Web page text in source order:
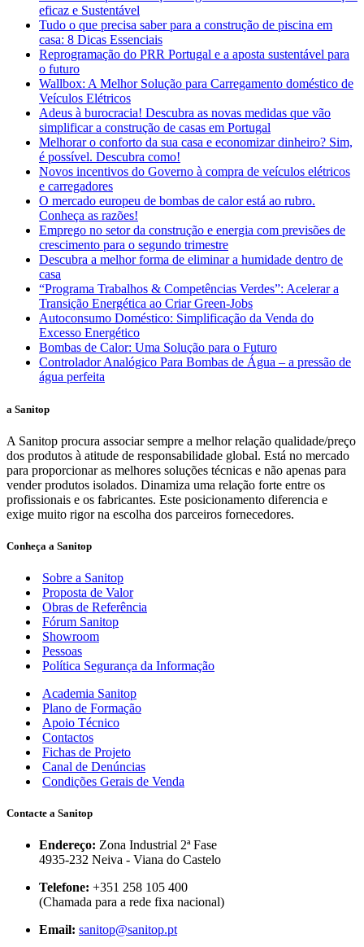
eficaz e Sustentável
Tudo o que precisa saber para a construção de piscina em
casa: 8 Dicas Essenciais
Reprogramação do PRR Portugal e a aposta sustentável para
o futuro
Wallbox: A Melhor Solução para Carregamento doméstico de
Veículos Elétricos
Adeus à burocracia! Descubra as novas medidas que vão
simplificar a construção de casas em Portugal
Melhorar o conforto da sua casa e economizar dinheiro? Sim,
é possível. Descubra como!
Novos incentivos do Governo à compra de veículos elétricos
e carregadores
O mercado europeu de bombas de calor está ao rubro.
Conheça as razões!
Emprego no setor da construção e energia com previsões de
crescimento para o segundo trimestre
Descubra a melhor forma de eliminar a humidade dentro de
casa
“Programa Trabalhos & Competências Verdes”: Acelerar a
Transição Energética ao Criar Green-Jobs
Autoconsumo Doméstico: Simplificação da Venda do
Excesso Energético
Bombas de Calor: Uma Solução para o Futuro
Controlador Analógico Para Bombas de Água – a pressão de
água perfeita
a Sanitop
A Sanitop procura associar sempre a melhor relação qualidade/preço
dos produtos à atitude de responsabilidade global. Está no mercado
para proporcionar as melhores soluções técnicas e não apenas para
vender produtos isolados. Dinamiza uma relação forte entre os
profissionais e os fabricantes. Este posicionamento diferencia e
exige muito rigor na escolha dos parceiros fornecedores.
Conheça a Sanitop
Sobre a Sanitop
Proposta de Valor
Obras de Referência
Fórum Sanitop
Showroom
Pessoas
Política Segurança da Informação
Academia Sanitop
Plano de Formação
Apoio Técnico
Contactos
Fichas de Projeto
Canal de Denúncias
Condições Gerais de Venda
Contacte a Sanitop
Endereço: Zona Industrial 2ª Fase
4935-232 Neiva - Viana do Castelo
Telefone: +351 258 105 400
(Chamada para a rede fixa nacional)
Email: sanitop@sanitop.pt